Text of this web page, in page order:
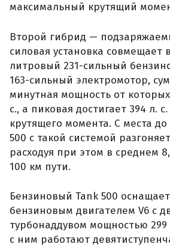
максимальный крутящий
Второй гибрид —
силовая установка совмещает
литровый 231-сильный
163-сильный электромотор,
минутная мощность от которых
с., а пиковая достигает 394 л.
крутящего момента. С места
500 с такой системой
расходуя при этом в среднем
100 км пути.
Бензиновый Tank 500
бензиновым двигателем V6 с
турбонаддувом мощностью 299
с ним работают